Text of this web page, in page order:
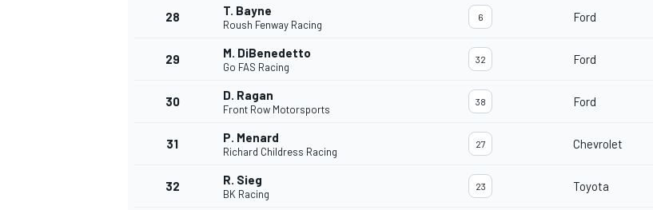
AUTRES CHAMPIONNATS
28 T. Bayne
Roush Fenway Racing
6 Ford
29 M. DiBenedetto
Go FAS Racing
32 Ford
30 D. Ragan
Front Row Motorsports
38 Ford
31 P. Menard
Richard Childress Racing
27 Chevrolet
32 R. Sieg
BK Racing
23 Toyota